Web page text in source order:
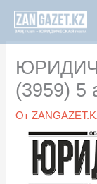
Перейти
содержимому
(3959) 5
От